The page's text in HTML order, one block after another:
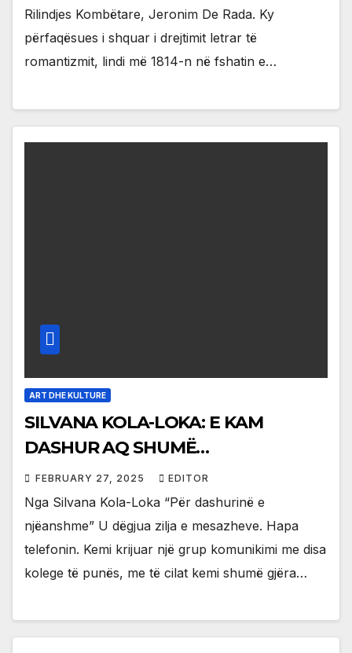
Rilindjes Kombëtare, Jeronim De Rada. Ky
përfaqësues i shquar i drejtimit letrar të
romantizmit, lindi më 1814-n në fshatin e…
ART DHE KULTURE
SILVANA KOLA-LOKA: E KAM
DASHUR AQ SHUMË…
FEBRUARY 27, 2025 EDITOR
Nga Silvana Kola-Loka “Për dashurinë e
njëanshme” U dëgjua zilja e mesazheve. Hapa
telefonin. Kemi krijuar një grup komunikimi me disa
kolege të punës, me të cilat kemi shumë gjëra…